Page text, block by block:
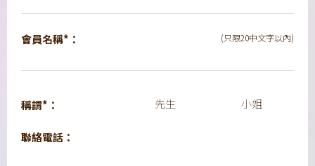
會員名稱*： (只限20中文字以內)
稱謂*： 先生 小姐
聯絡電話：